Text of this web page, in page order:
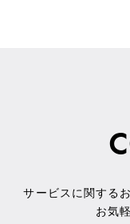
サービスに関する
お気